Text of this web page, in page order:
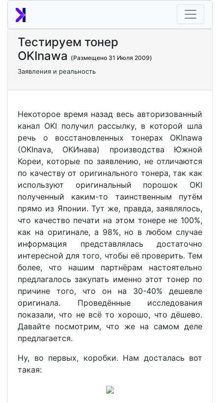
Тестируем тонер
OKInawa (Размещено 31 Июля 2009)
Заявления и реальность
Некоторое время назад весь авторизованный
канал OKI получил рассылку, в которой шла
речь о восстановленных тонерах OKInawa
(OKInava, ОКИнава) производства Южной
Кореи, которые по заявлению, не отличаются
по качеству от оригинального тонера, так как
используют оригинальный порошок OKI
полученный каким-то таинственным путём
прямо из Японии. Тут же, правда, заявлялось,
что качество печати на этом тонере не 100%,
как на оригинале, а 98%, но в любом случае
информация представлялась достаточно
интересной для того, чтобы её проверить. Тем
более, что нашим партнёрам настоятельно
предлагалось закупать именно этот тонер по
причине того, что он на 30-40% дешевле
оригинала. Проведённые исследования
показали, что не всё то хорошо, что дёшево.
Давайте посмотрим, что же на самом деле
предлагается.
Ну, во первых, коробки. Нам досталась вот
такая: